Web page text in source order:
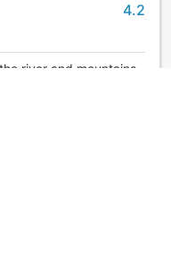
4.2
river and mountains.